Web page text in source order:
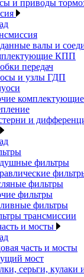
и приводы
валы и
КПП
передач
и узлы ГДП
и
фильтры
фильтры
фильтры
фильтры
трансмиссии
и мосты
часть и мосты
мост
серьги, кулаки